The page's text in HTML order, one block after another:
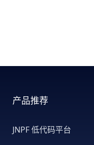
产品推荐
JNPF 低代码平台